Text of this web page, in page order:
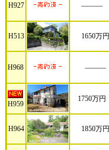
H927 ―――
H513 1650万円
H968 ―――
H959
1750万円
H964 1850万円